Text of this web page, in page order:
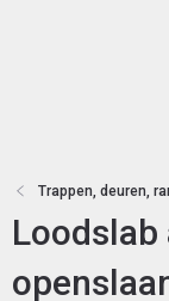
Trappen, deuren,